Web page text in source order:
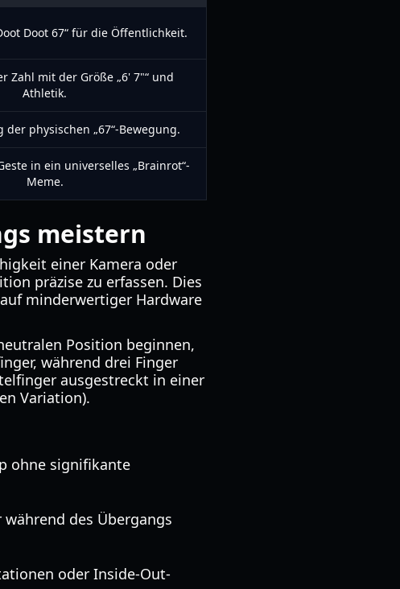
Doot 67“ für die Öffentlichkeit.
Zahl mit der Größe „6' 7"“ und
Athletik.
physischen „67“-Bewegung.
in ein universelles „Brainrot“-
Meme.
meistern
einer Kamera oder
präzise zu erfassen. Dies
minderwertiger Hardware
Position beginnen,
während drei Finger
ausgestreckt in einer
Variation).
ohne signifikante
des Übergangs
oder Inside-Out-